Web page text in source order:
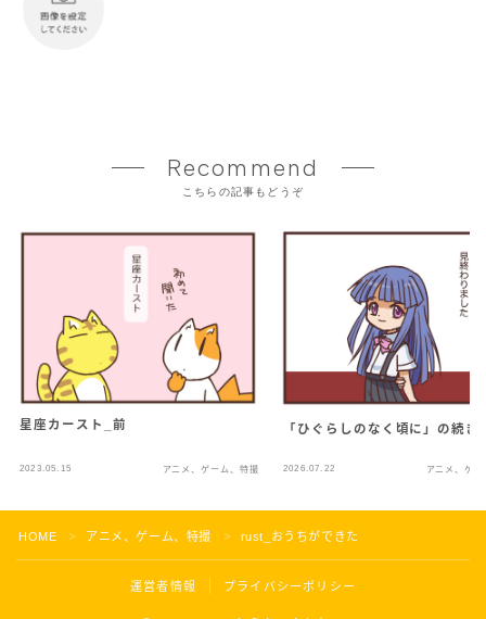
Recommend
こちらの記事もどうぞ
星座カースト_前
2023.05.15 アニメ、ゲーム、特撮
「ひぐらしのなく頃に」の続き
2026.07.22 アニメ、ゲ
HOME ＞ アニメ、ゲーム、特撮 ＞ rust_おうちができた
運営者情報 プライバシーポリシー